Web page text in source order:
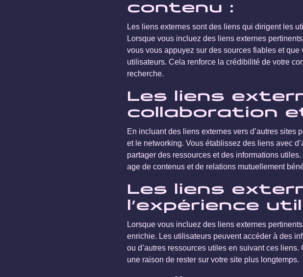
contenu :
Les liens externes sont des liens qui dirigent les
Lorsque vous incluez des liens externes
vous vous appuyez sur des sources fiables et
utilisateurs. Cela renforce la crédibilité de votre
recherche.
Les liens
collaboration
En incluant des liens externes vers d’autres sites
et le networking. Vous établissez des liens avec
partager des ressources et des informations
age de contenus et de relations mutuellement
Les liens
l’expérience
Lorsque vous incluez des liens externes
enrichie. Les utilisateurs peuvent accéder à des
ou d’autres ressources utiles en suivant ces
une raison de rester sur votre site plus longtemps.